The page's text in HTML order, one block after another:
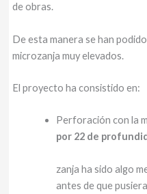
de obras.
De esta manera se han
microzanja muy elevados.
El proyecto ha consistido en:
Perforación con la
por 22 de
En este
zanja ha sido algo
antes de que